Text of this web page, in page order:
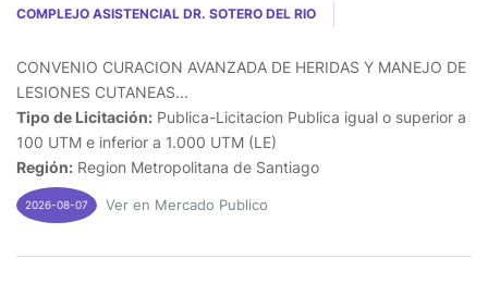
COMPLEJO ASISTENCIAL DR. SOTERO DEL RIO
CONVENIO CURACION AVANZADA DE HERIDAS Y MANEJO DE
LESIONES CUTANEAS...
Tipo de Licitación: Publica-Licitacion Publica igual o superior a
100 UTM e inferior a 1.000 UTM (LE)
Región: Region Metropolitana de Santiago
2026-08-07 Ver en Mercado Publico